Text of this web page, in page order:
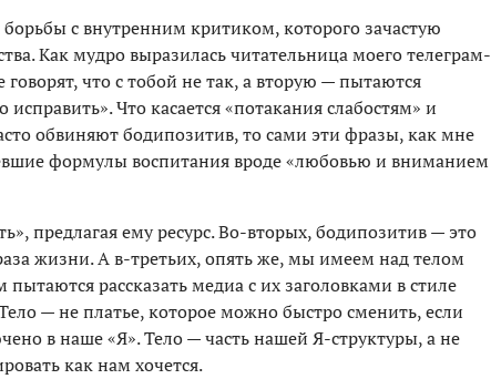
с внутренним критиком, которого зачастую
Как мудро выразилась читательница моего телеграм-
что с тобой не так, а вторую — пытаются
Что касается «потакания слабостям» и
обвиняют бодипозитив, то сами эти фразы, как мне
формулы воспитания вроде «любовью и вниманием
предлагая ему ресурс. Во-вторых, бодипозитив — это
жизни. А в-третьих, опять же, мы имеем над телом
рассказать медиа с их заголовками в стиле
— не платье, которое можно быстро сменить, если
в наше «Я». Тело — часть нашей Я-структуры, а не
как нам хочется.